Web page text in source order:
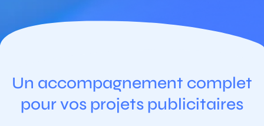
Un accompagnement complet
pour vos projets publicitaires